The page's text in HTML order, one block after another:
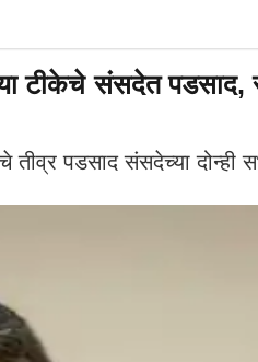
टीकेचे संसदेत पडसाद,
पडसाद संसदेच्या दोन्ही